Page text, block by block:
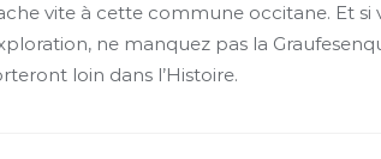
vite à cette commune occitane. Et si
ne manquez pas la
loin dans l’Histoire.